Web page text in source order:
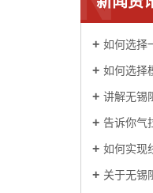
如何选择
如何选择
讲解无锡阻
告诉你气
如何实现
关于无锡